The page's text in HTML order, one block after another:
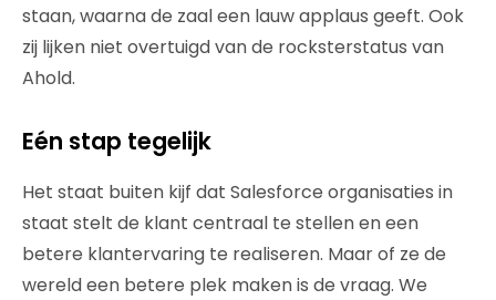
staan, waarna de zaal een lauw applaus geeft. Ook
zij lijken niet overtuigd van de rocksterstatus van
Ahold.
Eén stap tegelijk
Het staat buiten kijf dat Salesforce organisaties in
staat stelt de klant centraal te stellen en een
betere klantervaring te realiseren. Maar of ze de
wereld een betere plek maken is de vraag. We